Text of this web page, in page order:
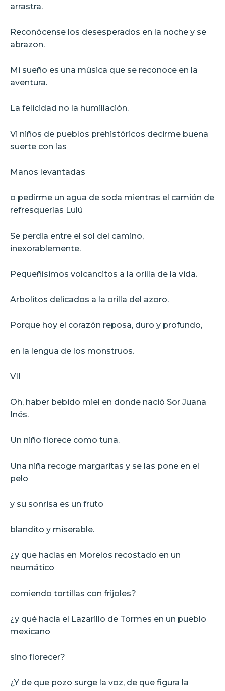
arrastra.
Reconócense los desesperados en la noche y se
abrazon.
Mi sueño es una música que se reconoce en la
aventura.
La felicidad no la humillación.
Vi niños de pueblos prehistóricos decirme buena
suerte con las
Manos levantadas
o pedirme un agua de soda mientras el camión de
refresquerías Lulú
Se perdía entre el sol del camino,
inexorablemente.
Pequeñísimos volcancitos a la orilla de la vida.
Arbolitos delicados a la orilla del azoro.
Porque hoy el corazón reposa, duro y profundo,
en la lengua de los monstruos.
VII
Oh, haber bebido miel en donde nació Sor Juana
Inés.
Un niño florece como tuna.
Una niña recoge margaritas y se las pone en el
pelo
y su sonrisa es un fruto
blandito y miserable.
¿y que hacías en Morelos recostado en un
neumático
comiendo tortillas con frijoles?
¿y qué hacia el Lazarillo de Tormes en un pueblo
mexicano
sino florecer?
¿Y de que pozo surge la voz, de que figura la